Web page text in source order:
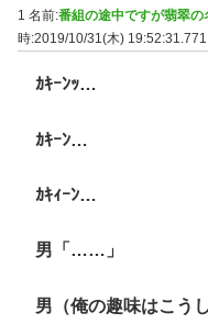
1 名前:番組の途中ですが翡翠
時:2019/10/31(木) 19:52:31.771
ｶｷｰﾝｯ…
ｶｷｰﾝ…
ｶｷｨｰﾝ…
男「……」
男（俺の趣味はこう